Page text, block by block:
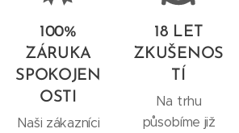
100%
ZÁRUKA
SPOKOJEN
OSTI
Naši zákazníci
18 LET
ZKUŠENOS
TÍ
Na trhu
působíme již